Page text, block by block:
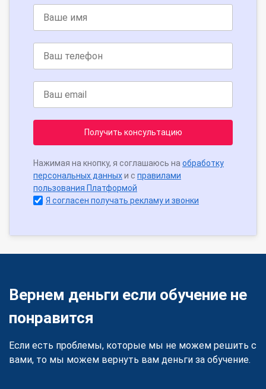
Получить консультацию
Нажимая на кнопку, я соглашаюсь на обработку
персональных данныхи с правилами
пользования Платформой
Я согласен получать рекламу и звонки
Вернем деньги если обучение не
понравится
Если есть проблемы, которые мы не можем решить с
вами, то мы можем вернуть вам деньги за обучение.